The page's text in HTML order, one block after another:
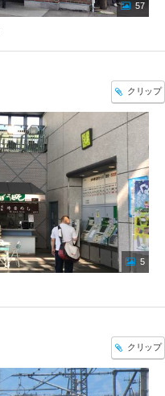
57
クリップ
5
クリップ